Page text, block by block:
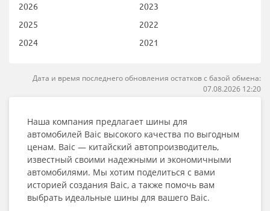
2026
2025
2024
2023
2022
2021
Дата и время последнего обновления остатков с базой обмена:
07.08.2026 12:20
Наша компания предлагает шины для
автомобилей Baic высокого качества по выгодным
ценам. Baic — китайский автопроизводитель,
известный своими надежными и экономичными
автомобилями. Мы хотим поделиться с вами
историей создания Baic, а также помочь вам
выбрать идеальные шины для вашего Baic.